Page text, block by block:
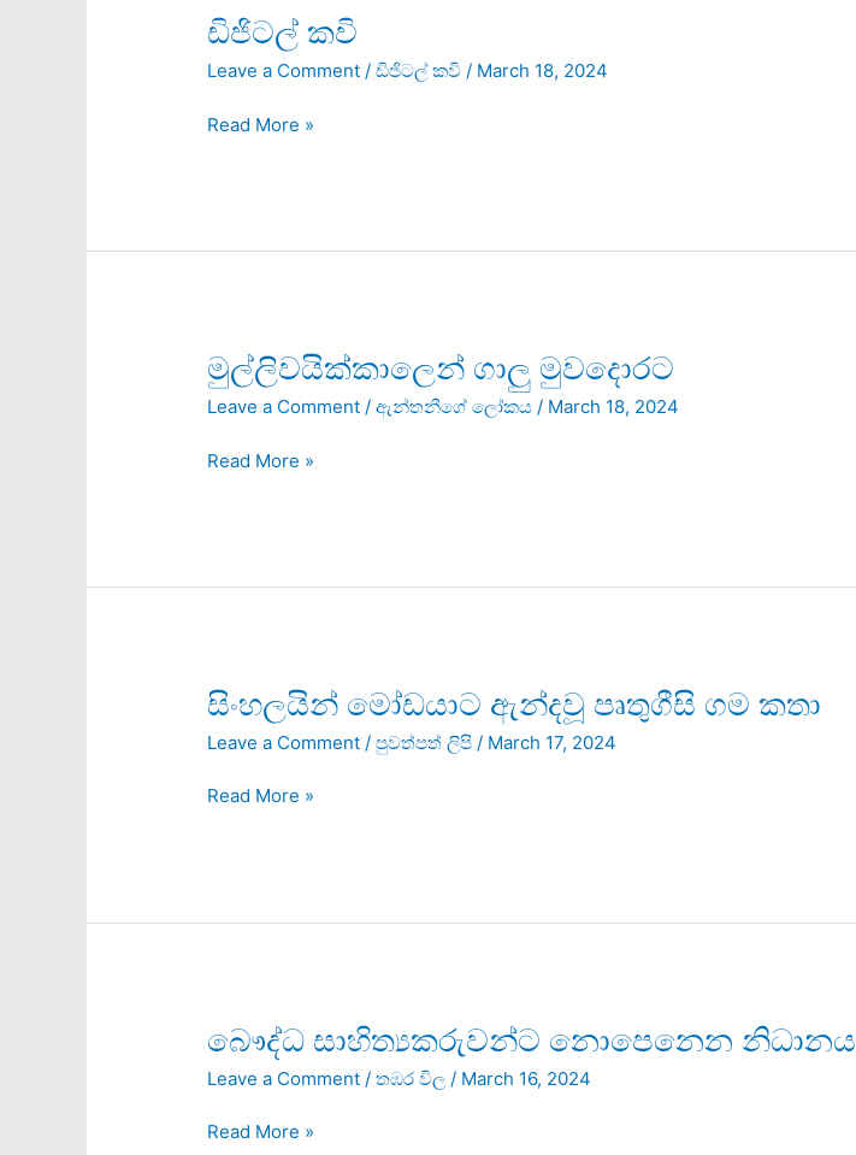
ඩිජිටල් කවි
Leave a Comment /ඩිජිටල් කවි / March 18, 2024
ඩිජිටල්
Read More »
මුල්ලිවයික්කාලෙන් ගාලු මුවදොරට
Leave a Comment /ඇන්තනීගේ ලෝකය / March 18, 2024
මුල්ලිවයික්කාලෙන්
ගාලු
මුවදොරට
Read More »
සිංහලයින් මෝඩයාට ඇන්දවූ පෘතුගීසි ගම කතා
Leave a Comment /පුවත්පත් ලිපි / March 17, 2024
සිංහලයින්
මෝඩයාට
ඇන්දවූ
Read More »
බෞද්ධ සාහිත්‍යකරුවන්ට නොපෙනෙන නිධානය
Leave a Comment /තඹර විල / March 16, 2024
බෞද්ධ
සාහිත්‍යකරුවන්ට
නොපෙනෙන
Read More »